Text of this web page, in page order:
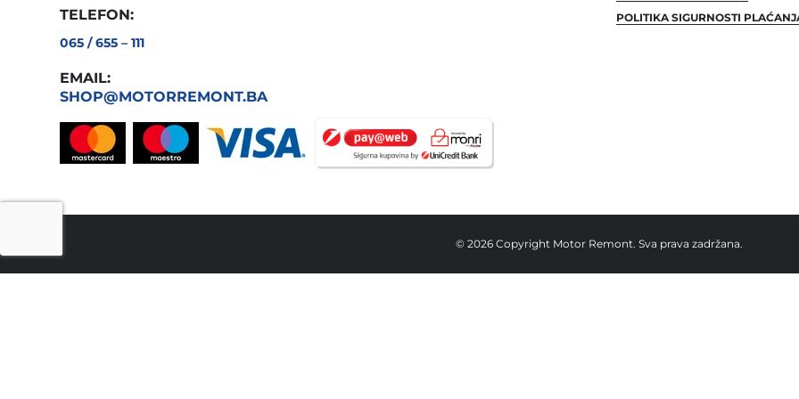
TELEFON:
065 / 655 – 111
EMAIL:
SHOP@MOTORREMONT.BA
POLITIKA SIGURNOSTI
© 2026 Copyright Motor Remont. Sva prava zadržana.